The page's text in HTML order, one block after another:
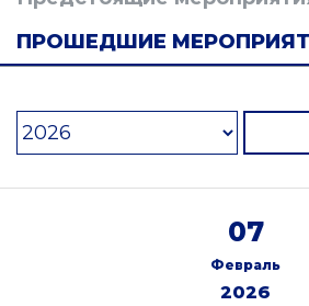
ПРОШЕДШИЕ
07
Февраль
2026